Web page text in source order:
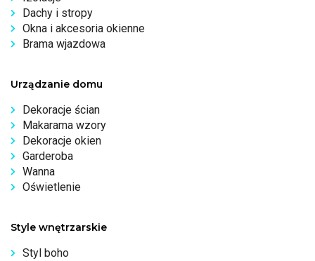
Dachy i stropy
Okna i akcesoria okienne
Brama wjazdowa
Urządzanie domu
Dekoracje ścian
Makarama wzory
Dekoracje okien
Garderoba
Wanna
Oświetlenie
Style wnętrzarskie
Styl boho